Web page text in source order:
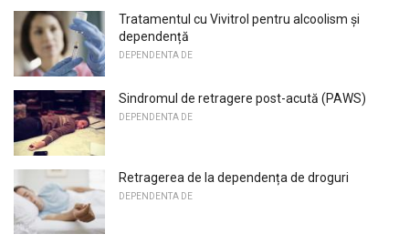
Tratamentul cu Vivitrol pentru alcoolism și
dependență
DEPENDENTA DE
Sindromul de retragere post-acută (PAWS)
DEPENDENTA DE
Retragerea de la dependența de droguri
DEPENDENTA DE